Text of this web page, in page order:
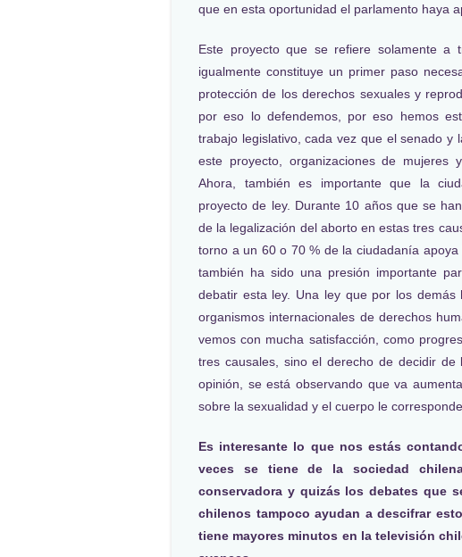
que en esta oportunidad el parlamento haya
Este proyecto que se refiere solamente a
igualmente constituye un primer paso
protección de los derechos sexuales y
por eso lo defendemos, por eso hemos
trabajo legislativo, cada vez que el senado y
este proyecto, organizaciones de mujeres
Ahora, también es importante que la
proyecto de ley. Durante 10 años que se
de la legalización del aborto en estas tres
torno a un 60 o 70 % de la ciudadanía
también ha sido una presión importante
debatir esta ley. Una ley que por los
organismos internacionales de derechos
vemos con mucha satisfacción, como
tres causales, sino el derecho de decidir
opinión, se está observando que va
sobre la sexualidad y el cuerpo le
Es interesante lo que nos estás
veces se tiene de la sociedad
conservadora y quizás los debates que
chilenos tampoco ayudan a descifrar
tiene mayores minutos en la televisión